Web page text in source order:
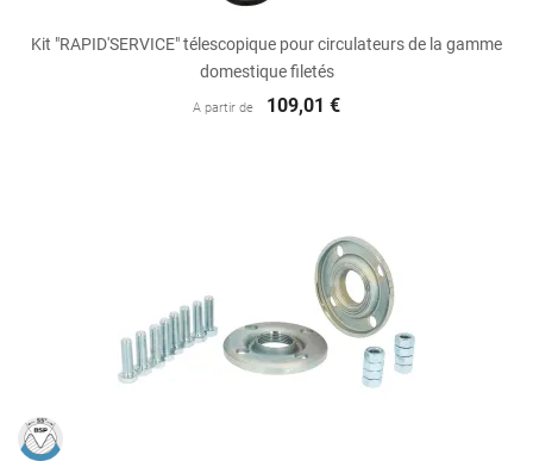
Kit "RAPID'SERVICE" télescopique pour circulateurs de la gamme
domestique filetés
A partir de 109,01 €